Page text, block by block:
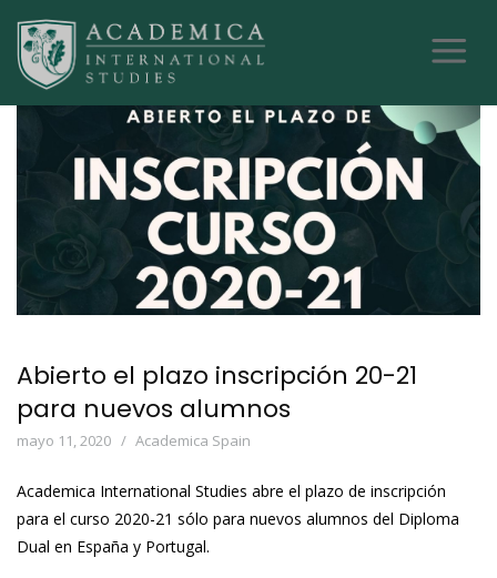
Abierto el plazo inscripción 20-21
para nuevos alumnos
mayo 11, 2020 Academica Spain
Academica International Studies abre el plazo de inscripción
para el curso 2020-21 sólo para nuevos alumnos del Diploma
Dual en España y Portugal.